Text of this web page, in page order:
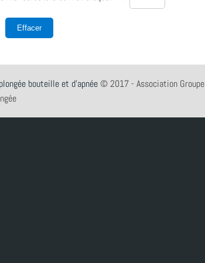
bouteille et d'apnée© 2017 - Association Groupe